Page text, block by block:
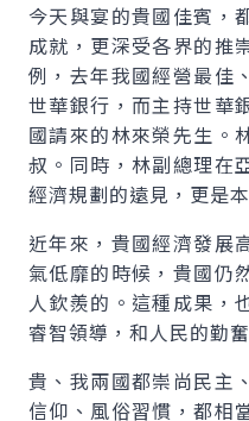
今天與宴的貴國佳賓，
成就，更深受各界的推
例，去年我國經營最佳
世華銀行，而主持世華
國請來的林來榮先生。
叔。同時，林副總理在
經濟規劃的遠見，更是
近年來，貴國經濟發展
氣低靡的時候，貴國仍
人欽羨的。這種成果，
睿智領導，和人民的勤
貴、我兩國都崇尚民主
信仰、風俗習慣，都相